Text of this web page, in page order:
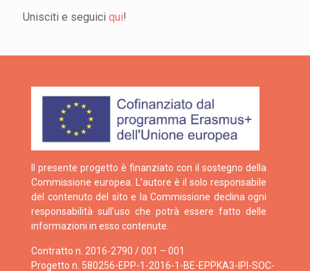
Unisciti e seguici qui!
Il presente progetto è finanziato con il sostegno della
Commissione europea. L’autore è il solo responsabile
del contenuto del sito e la Commissione declina ogni
responsabilità sull’uso che potrà essere fatto delle
informazioni in esso contenute.
Contratto n. 2016-2790 / 001 – 001
Progetto n. 580256-EPP-1-2016-1-BE-EPPKA3-IPI-SOC-